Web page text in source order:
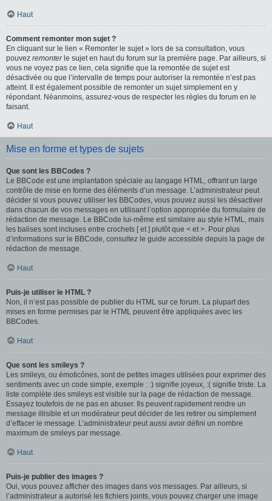
Haut
Comment remonter mon sujet ?
En cliquant sur le lien « Remonter le sujet » lors de sa consultation, vous
pouvez remonterle sujet en haut du forum sur la première page. Par ailleurs, si
vous ne voyez pas ce lien, cela signifie que la remontée de sujet est
désactivée ou que l’intervalle de temps pour autoriser la remontée n’est pas
atteint. Il est également possible de remonter un sujet simplement en y
répondant. Néanmoins, assurez-vous de respecter les règles du forum en le
faisant.
Haut
Mise en forme et types de sujets
Que sont les BBCodes ?
Le BBCode est une implantation spéciale au langage HTML, offrant un large
contrôle de mise en forme des éléments d’un message. L’administrateur peut
décider si vous pouvez utiliser les BBCodes, vous pouvez aussi les désactiver
dans chacun de vos messages en utilisant l’option appropriée du formulaire de
rédaction de message. Le BBCode lui-même est similaire au style HTML, mais
les balises sont incluses entre crochets [ et ] plutôt que < et >. Pour plus
d’informations sur le BBCode, consultez le guide accessible depuis la page de
rédaction de message.
Haut
Puis-je utiliser le HTML ?
Non, il n’est pas possible de publier du HTML sur ce forum. La plupart des
mises en forme permises par le HTML peuvent être appliquées avec les
BBCodes.
Haut
Que sont les smileys ?
Les smileys, ou émoticônes, sont de petites images utilisées pour exprimer des
sentiments avec un code simple, exemple : :) signifie joyeux, :( signifie triste. La
liste complète des smileys est visible sur la page de rédaction de message.
Essayez toutefois de ne pas en abuser. Ils peuvent rapidement rendre un
message illisible et un modérateur peut décider de les retirer ou simplement
d’effacer le message. L’administrateur peut aussi avoir défini un nombre
maximum de smileys par message.
Haut
Puis-je publier des images ?
Oui, vous pouvez afficher des images dans vos messages. Par ailleurs, si
l’administrateur a autorisé les fichiers joints, vous pouvez charger une image